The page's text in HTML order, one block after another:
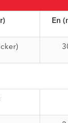
En